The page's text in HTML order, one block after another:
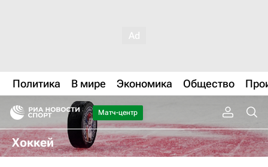
Политика В мире Экономика Общество
Матч-центр
Хоккей